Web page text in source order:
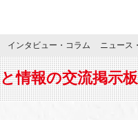
JP／EN
インタビュー・コラム ニュース
情報の交流掲示板